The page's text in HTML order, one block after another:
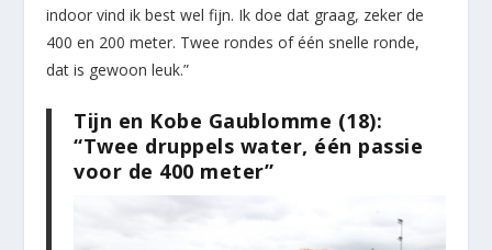
indoor vind ik best wel fijn. Ik doe dat graag, zeker de
400 en 200 meter. Twee rondes of één snelle ronde,
dat is gewoon leuk.”
Tijn en Kobe Gaublomme (18):
“Twee druppels water, één passie
voor de 400 meter”